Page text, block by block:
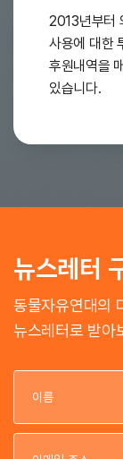
2013년부터
사용에 대한
후원내역을
있습니다.
뉴스레터
동물자유연대의
뉴스레터로 받아